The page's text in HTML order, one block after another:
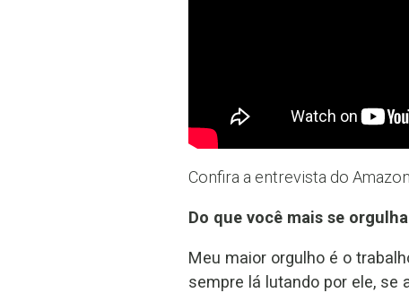
Confira a entrevista do
Do que você mais se
Meu maior orgulho é o
sempre lá lutando por ele, se